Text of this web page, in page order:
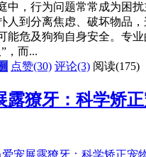
中，行为问题常常成为困
人到分离焦虑、破坏物品
能危及狗狗自身安全。专
，而...
点赞(30) 评论(3) 阅读(175)
露獠牙：科学矫